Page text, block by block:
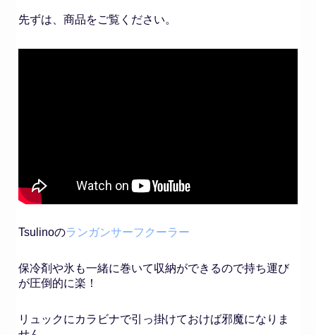
先ずは、商品をご覧ください。
Tsulinoのランガンサーフクーラー
保冷剤や氷も一緒に巻いて収納ができるので持ち運び
が圧倒的に楽！
リュックにカラビナで引っ掛けておけば邪魔になりま